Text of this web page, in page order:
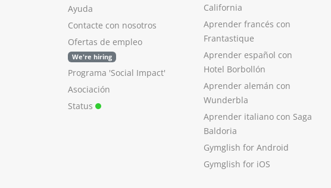
Ayuda
Contacte con nosotros
Ofertas de empleo
We're hiring
Programa 'Social Impact'
Asociación
Status
California
Aprender francés con
Frantastique
Aprender español con
Hotel Borbollón
Aprender alemán con
Wunderbla
Aprender italiano con Saga
Baldoria
Gymglish for Android
Gymglish for iOS